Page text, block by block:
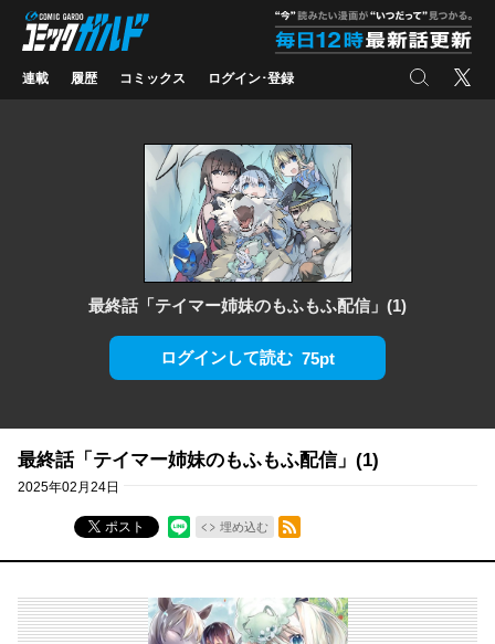
コミックガルド
連載 履歴 コミックス ログイン･登録 検索 X
最終話「テイマー姉妹のもふもふ配信」(1)
ログインして読む 75pt
最終話「テイマー姉妹のもふもふ配信」(1)
2025年02月24日
ポスト 埋め込む
RSSフィード